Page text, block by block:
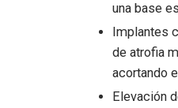
una base
Implantes
de atrofia
acortando
Elevación